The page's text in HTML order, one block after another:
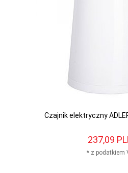
Czajnik elektryczny
237,09
* z podatkiem